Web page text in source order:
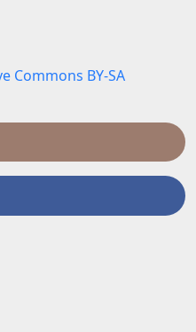
Commons BY-SA